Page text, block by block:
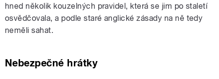
hned několik kouzelných pravidel, která se jim po staletí
osvědčovala, a podle staré anglické zásady na ně tedy
neměli sahat.
Nebezpečné hrátky